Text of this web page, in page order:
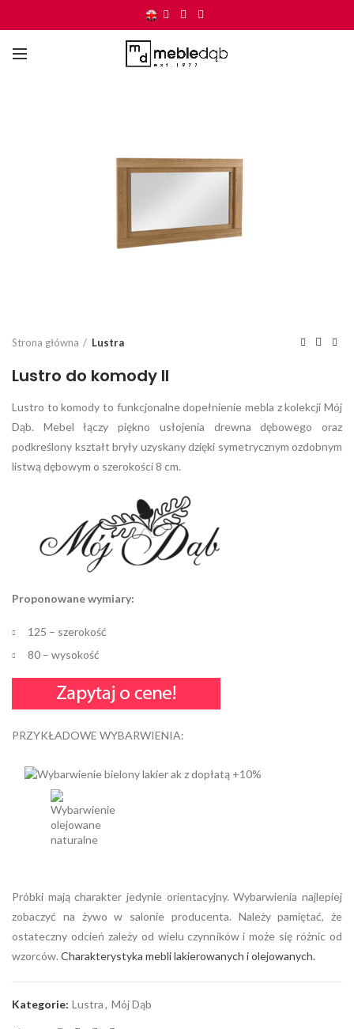
Strona główna Lustra
Lustro do komody II
Lustro to komody to funkcjonalne dopełnienie mebla z kolekcji Mój
Dąb. Mebel łączy piękno usłojenia drewna dębowego oraz
podkreślony kształt bryły uzyskany dzięki symetrycznym ozdobnym
listwą dębowym o szerokości 8 cm.
Proponowane wymiary:
125 – szerokość
80 – wysokość
PRZYKŁADOWE WYBARWIENIA:
Próbki mają charakter jedynie orientacyjny. Wybarwienia najlepiej
zobaczyć na żywo w salonie producenta. Należy pamiętać, że
ostateczny odcień zależy od wielu czynników i może się różnic od
wzorców. Charakterystyka mebli lakierowanych i olejowanych.
Kategorie: Lustra, Mój Dąb